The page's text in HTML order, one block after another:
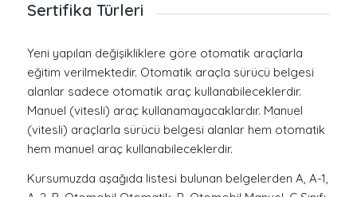
Sertifika Türleri
Yeni yapılan değişikliklere göre otomatik araçlarla
eğitim verilmektedir. Otomatik araçla sürücü belgesi
alanlar sadece otomatik araç kullanabileceklerdir.
Manuel (vitesli) araç kullanamayacaklardır. Manuel
(vitesli) araçlarla sürücü belgesi alanlar hem otomatik
hem manuel araç kullanabileceklerdir.
Kursumuzda aşağıda listesi bulunan belgelerden A, A-1,